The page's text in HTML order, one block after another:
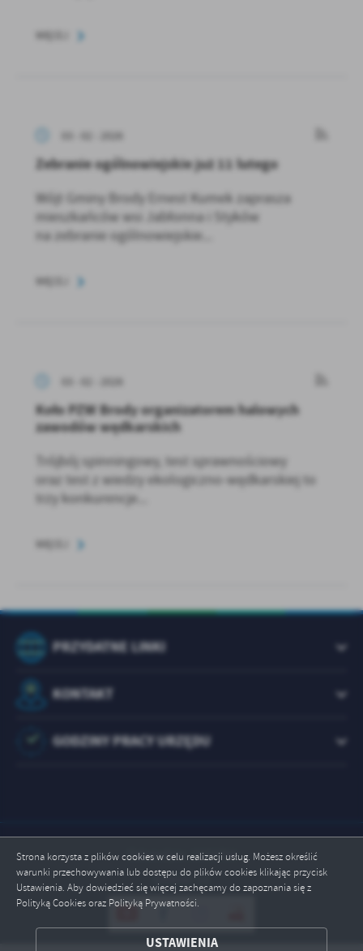
Strona korzysta z plików cookies w celu realizacji usług. Możesz określić
warunki przechowywania lub dostępu do plików cookies klikając przycisk
Ustawienia. Aby dowiedzieć się więcej zachęcamy do zapoznania się z
Polityką Cookies oraz Polityką Prywatności.
USTAWIENIA
ZAPISZ WYBRANE
03 - 02 - 2026
Zebranie ogólnowiejskie już 11 lutego
Wójt Gminy Brody Ernest Kumek zaprasza
mieszkańców wsi Jabłonna i Styków
na zebranie ogólnowiejskie...
03 - 02 - 2026
Koło PZW Brody organizatorem halowych
zawodów wędkarskich
Trójbój spinningowy, test sprawnościowy
oraz test z wiedzy ekologiczno-wędkarskiej to
trzy konkurencje...
PRZYDATNE LINKI
KONTAKT
GODZINY PRACY URZĘDU
Odwiedzin: 1073754
Online: 13